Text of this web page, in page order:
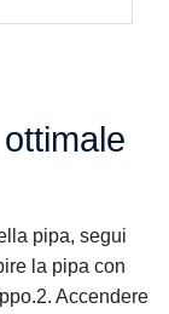
pipa, segui
la pipa con
Accendere